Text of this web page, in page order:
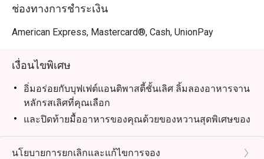
ช่องทางการชำระเงิน
American Express, Mastercard®, Cash, UnionPay
เงื่อนไขพิเศษ
อิ่มอร่อยกับบุฟเฟต์แอนติพาสตี้ชั้นเลิศ ลิ้มลองอาหารจาน
หลักรสเลิศที่คุณเลือก
และปิดท้ายมื้ออาหารของคุณด้วยของหวานสุดพิเศษของ
เรา จับคู่มื้ออาหารของคุณกับไวน์อิตาเลียนชั้นเลิศ จิน
โทนิคสดชื่น หรืออะเพอรอล สปริตซ์รสชาติเข้มข้น
นโยบายการยกเลิกและแก้ไขการจอง